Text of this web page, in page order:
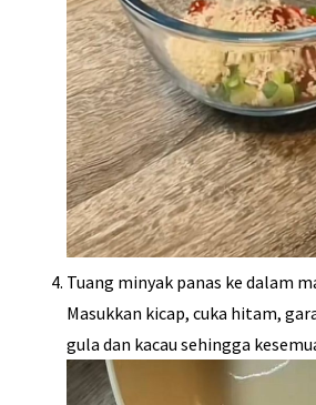
Tuang minyak panas ke dalam
Masukkan kicap, cuka hitam,
gula dan kacau sehingga